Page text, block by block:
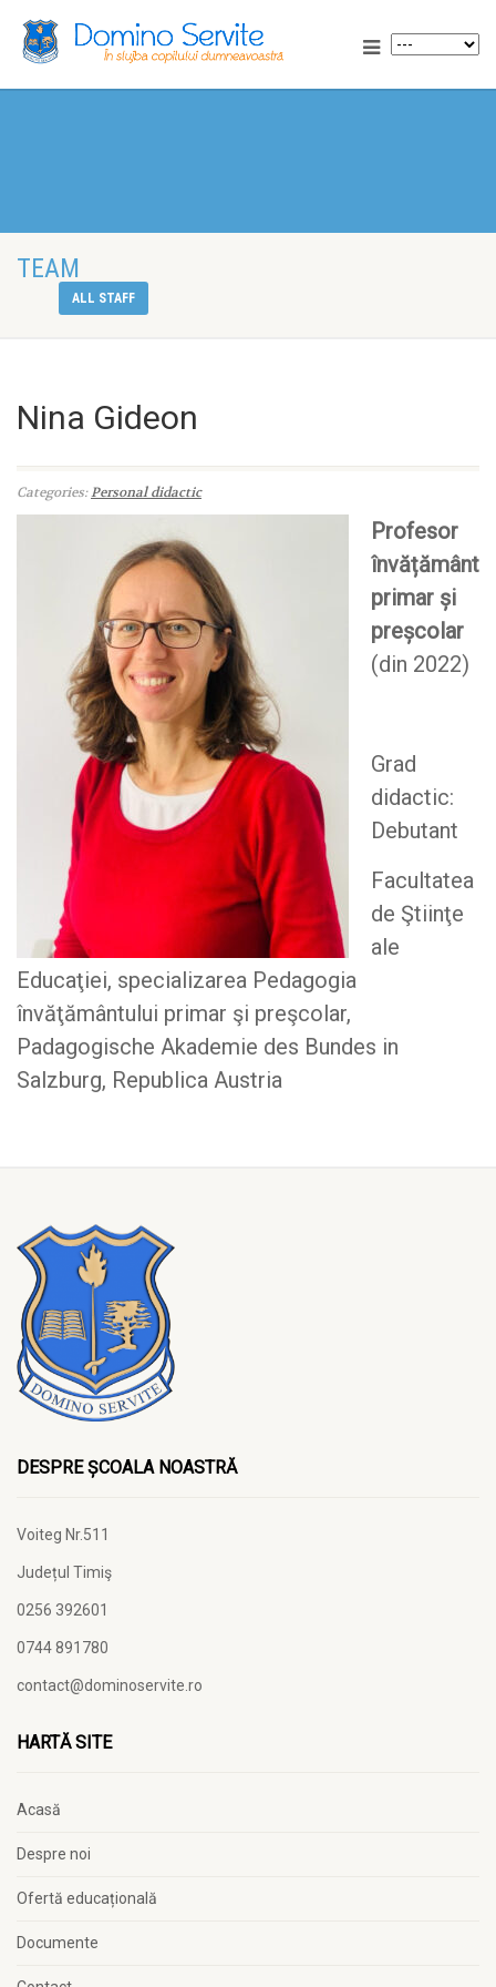
TEAM
ALL STAFF
Nina Gideon
Categories:Personal didactic
Profesor
învățământ
primar și
preșcolar
(din 2022)
Grad
didactic:
Debutant
Facultatea
de Ştiinţe
ale
Educaţiei, specializarea Pedagogia
învăţământului primar şi preşcolar,
Padagogische Akademie des Bundes in
Salzburg, Republica Austria
DESPRE ȘCOALA NOASTRĂ
Voiteg Nr.511
Județul Timiş
0256 392601
0744 891780
contact@dominoservite.ro
HARTĂ SITE
Acasă
Despre noi
Ofertă educațională
Documente